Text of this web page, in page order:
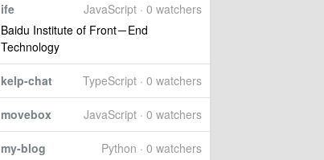
JavaScript · 0 watchers
ife
Baidu Institute of Front－End
Technology
TypeScript · 0 watchers
kelp-chat
JavaScript · 0 watchers
movebox
Python · 0 watchers
my-blog